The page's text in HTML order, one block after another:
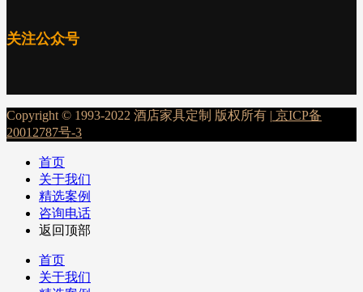
关注公众号
Copyright © 1993-2022 酒店家具定制 版权所有 | 京ICP备
20012787号-3
首页
关于我们
精选案例
咨询电话
返回顶部
首页
关于我们